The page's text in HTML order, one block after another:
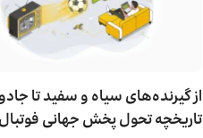
تاریخچه تحول پخش جهانی